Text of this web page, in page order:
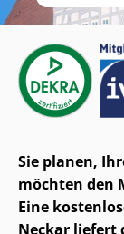
Sie planen,
möchten den
Eine
Neckar liefert